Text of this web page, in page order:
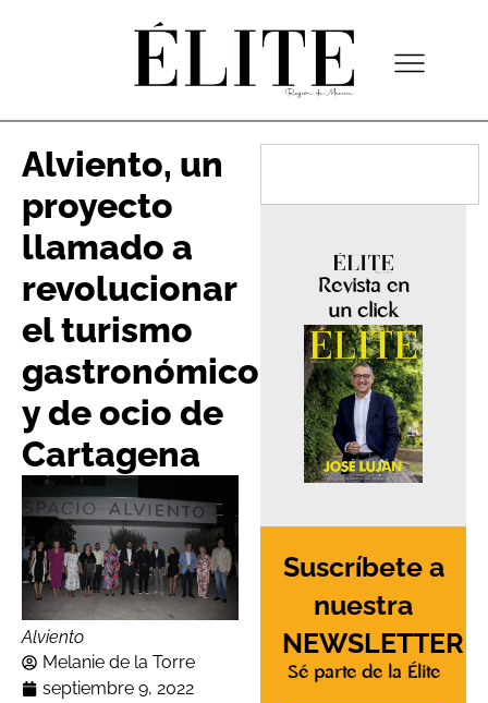
Alviento, un
proyecto
llamado a
revolucionar
el turismo
gastronómico
y de ocio de
Cartagena
Alviento
Melanie de la Torre
septiembre 9, 2022
Revista en
un click
Suscríbete a
nuestra
NEWSLETTER
Sé parte de la Élite